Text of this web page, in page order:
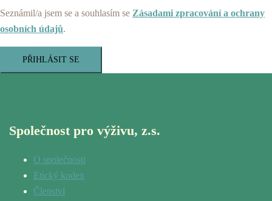
Seznámil/a jsem se a souhlasím se Zásadami zpracování a ochrany
osobních údajů.
PŘIHLÁSIT SE
Společnost pro výživu, z.s.
O společnosti
Etický kodex
Členství